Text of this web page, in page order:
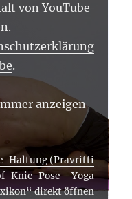
von YouTube
.
anzeigen
Haltung (Pravritti
Knie-Pose – Yoga
direkt öffnen